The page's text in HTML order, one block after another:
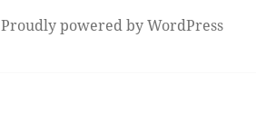
Proudly powered by WordPress